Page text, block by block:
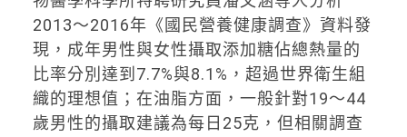
2013～2016年《國民營養健康調查》資料發
現，成年男性與女性攝取添加糖佔總熱量的
比率分別達到7.7%與8.1%，超過世界衛生組
織的理想值；在油脂方面，一般針對19～44
歲男性的攝取建議為每日25克，但相關調查